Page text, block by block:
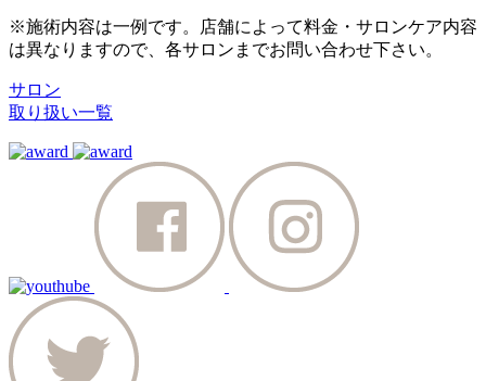
※施術内容は一例です。店舗によって料金・サロンケア内容
は異なりますので、各サロンまでお問い合わせ下さい。
サロン
取り扱い一覧